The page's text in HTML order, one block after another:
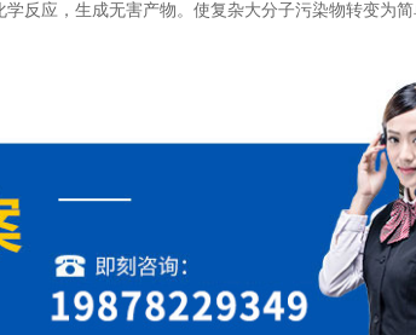
反应，生成无害产物。使复杂大分子污染物转变为